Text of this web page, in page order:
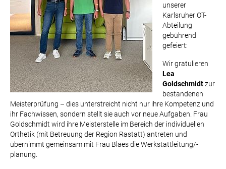
unserer
Karlsruher OT-
Abteilung
gebührend
gefeiert:
Wir gratulieren
Lea
Goldschmidtzur
bestandenen
Meisterprüfung – dies unterstreicht nicht nur ihre Kompetenz und
ihr Fachwissen, sondern stellt sie auch vor neue Aufgaben. Frau
Goldschmidt wird ihre Meisterstelle im Bereich der individuellen
Orthetik (mit Betreuung der Region Rastatt) antreten und
übernimmt gemeinsam mit Frau Blaes die Werkstattleitung/-
planung.